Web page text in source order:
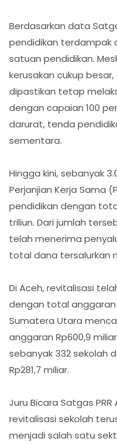
Berdasarkan data
pendidikan terdampak
satuan pendidikan.
kerusakan cukup
dipastikan tetap
dengan capaian 100
darurat, tenda
sementara.
Hingga kini, sebanyak
Perjanjian Kerja Sama
pendidikan dengan
triliun. Dari jumlah
telah menerima
total dana tersalurkan
Di Aceh, revitalisasi
dengan total anggaran
Sumatera Utara
anggaran Rp600,9
sebanyak 332 sekolah
Rp281,7 miliar.
Juru Bicara Satgas
revitalisasi sekolah
menjadi salah satu